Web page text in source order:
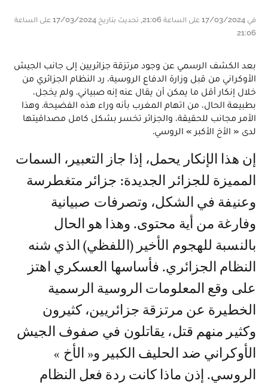
في 17/03/2024 على الساعة 21:06, تحديث بتاريخ 17/03/2024 على الساعة
21:06
بعد الكشف الرسمي عن وجود مرتزقة جزائريين إلى جانب الجيش
الأوكراني من قبل وزارة الدفاع الروسية، رد النظام الجزائري من
خلال إنكار أقل ما يمكن أن يقال عنه إنه صبياني. ولم يخجل،
بطبيعة الحال، من اتهام المغرب بأنه وراء هذه الفضيحة. وهذا
الأمر مجانب للحقيقة، والجزائر تخسر بشكل كامل مصداقيتها
لدى « الأخ الأكبر » الروسي.
إن هذا الإنكار يحمل، إذا جاز التعبير، السمات
المميزة للجزائر الجديدة: جزائر متغطرسة
وعنيفة في الشكل، وتصرفات صبيانية
وفارغة من أية محتوى. وهذا هو الحال
بالنسبة للهجوم الأخير (اللفظي) الذي شنه
النظام الجزائري. فأساسها العسكري اهتز
على وقع المعلومات الروسية الرسمية
الخطيرة عن مرتزقة جزائريين، كثيرون
وكثير منهم قتل، يقاتلون في صفوف الجيش
الأوكراني ضد الحليف الكبير و« الأخ »
الروسي. إذن ماذا كانت ردة فعل النظام